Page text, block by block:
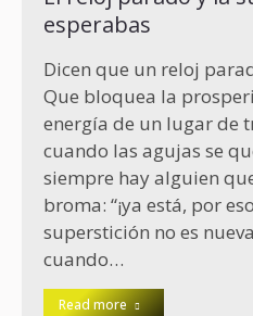
esperabas
Dicen que un reloj
Que bloquea la
energía de un lugar de
cuando las agujas se
siempre hay alguien
broma: “¡ya está, por
superstición no es
cuando…
Read more